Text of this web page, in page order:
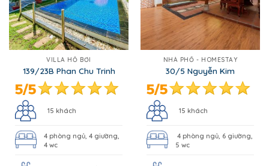
VILLA HỒ BƠI
139/23B Phan Chu Trinh
15 khách
4 phòng ngủ, 4 giường,
4 wc
NHÀ PHỐ - HOMESTAY
30/5 Nguyễn Kim
15 khách
4 phòng ngủ, 6 giường,
5 wc